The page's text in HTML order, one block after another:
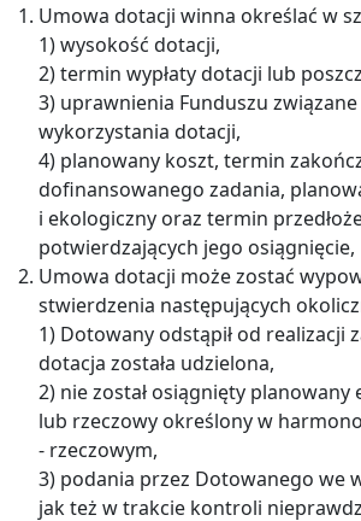
Umowa dotacji winna określać w
1) wysokość dotacji,
2) termin wypłaty dotacji lub
3) uprawnienia Funduszu
wykorzystania dotacji,
4) planowany koszt, termin
dofinansowanego zadania,
i ekologiczny oraz termin
potwierdzających jego osiągnięcie,
Umowa dotacji może zostać
stwierdzenia następujących
1) Dotowany odstąpił od realizacji
dotacja została udzielona,
2) nie został osiągnięty
lub rzeczowy określony w
- rzeczowym,
3) podania przez Dotowanego we
jak też w trakcie kontroli